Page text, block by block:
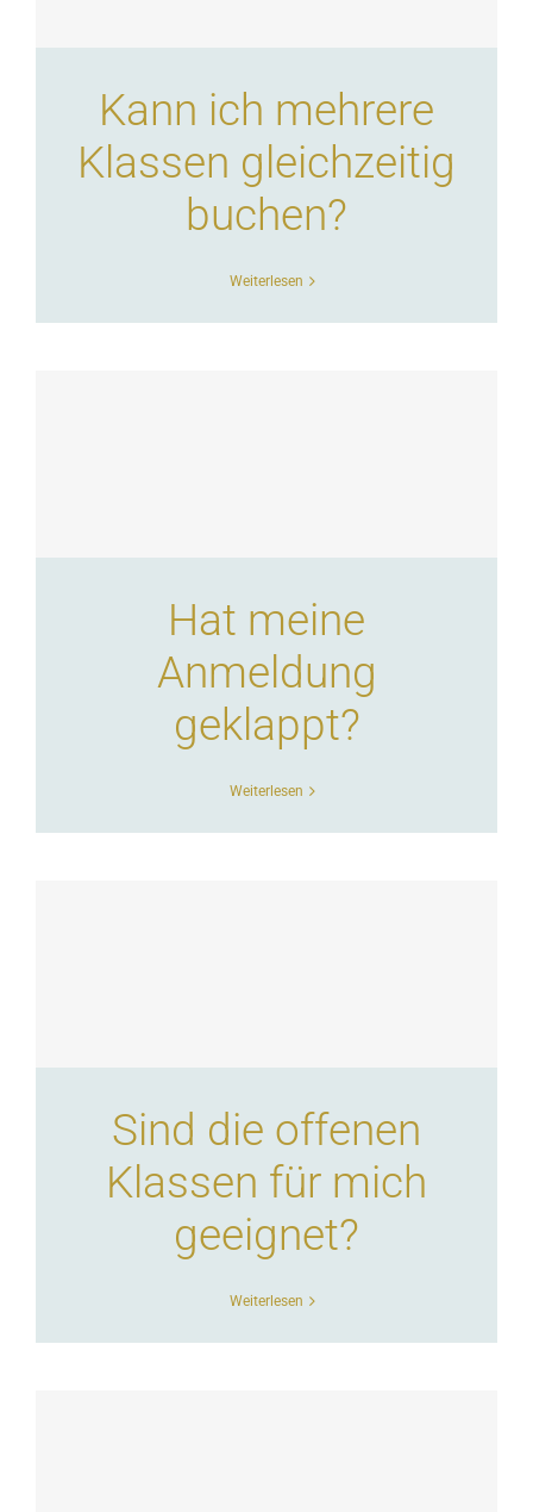
Kann ich mehrere
Klassen gleichzeitig
buchen?
Weiterlesen
Hat meine
Anmeldung
geklappt?
Weiterlesen
Sind die offenen
Klassen für mich
geeignet?
Weiterlesen